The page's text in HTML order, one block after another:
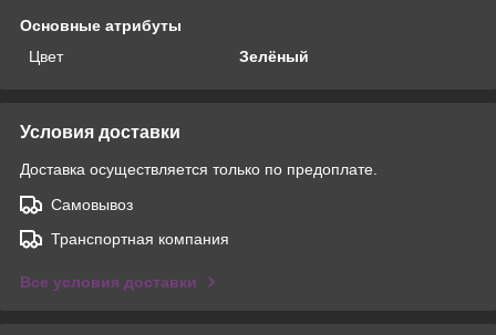
Основные атрибуты
Цвет
Зелёный
Условия доставки
Доставка осуществляется только по предоплате.
Самовывоз
Транспортная компания
Все условия доставки